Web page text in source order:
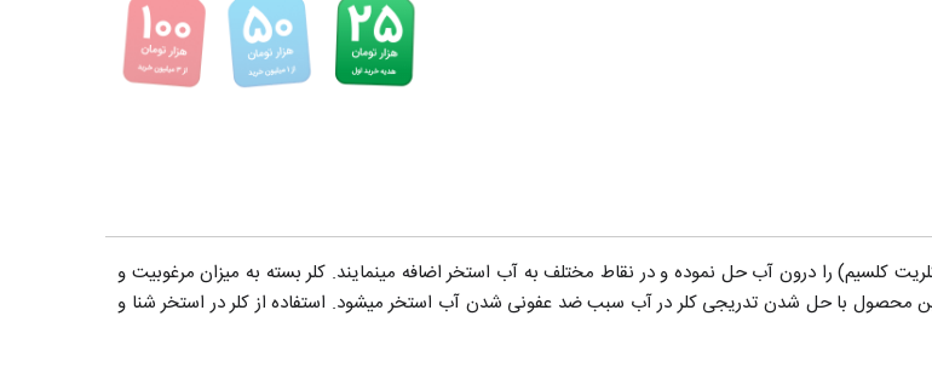
کلسیم) را درون آب حل نموده و در نقاط مختلف به آب استخر اضافه مینمایند. کلر بسته به میزان مرغوبیت و
محصول با حل شدن تدریجی کلر در آب سبب ضد عفونی شدن آب استخر میشود. استفاده از کلر در استخر شنا و